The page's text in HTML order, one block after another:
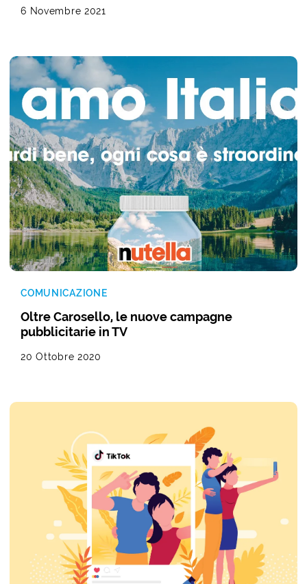
6 Novembre 2021
COMUNICAZIONE
Oltre Carosello, le nuove campagne
pubblicitarie in TV
20 Ottobre 2020